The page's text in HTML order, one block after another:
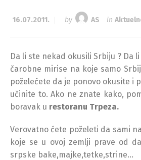
16.07.2011. by AS in
Da li ste nekad okusili Srbiju ? Da
čarobne mirise na koje samo
poželećete da je ponovo okusite i
učinite to. Ako ne znate kako,
boravak u restoranu Trpeza.
Verovatno ćete poželeti da sami
koje se u ovoj zemlji prave od
srpske bake,majke,tetke,strine…